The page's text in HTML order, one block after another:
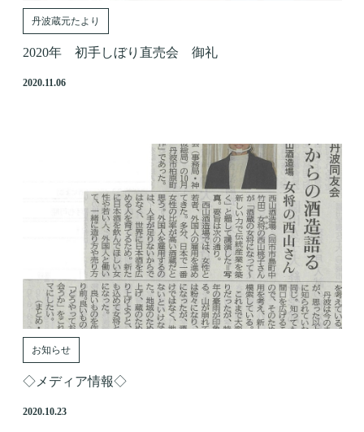
丹波蔵元たより
2020年 初手しぼり直売会 御礼
2020.11.06
お知らせ
◇メディア情報◇
2020.10.23